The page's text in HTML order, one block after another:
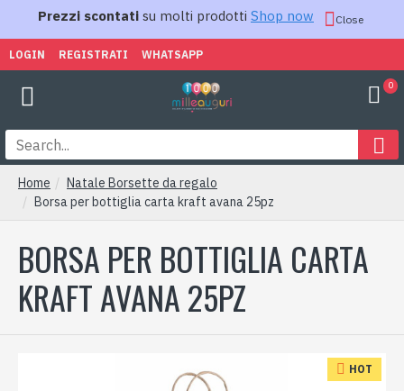
Prezzi scontati su molti prodotti Shop now Close
LOGIN REGISTRATI WHATSAPP
0
Home
Natale Borsette da regalo
Borsa per bottiglia carta kraft avana 25pz
BORSA PER BOTTIGLIA CARTA
KRAFT AVANA 25PZ
HOT